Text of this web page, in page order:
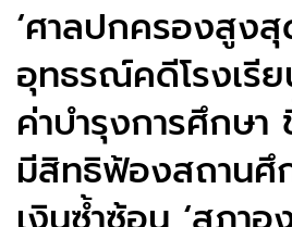
‘ศาลปกครองสูงสุ
อุทธรณ์คดีโรงเรีย
ค่าบำรุงการศึกษ
มีสิทธิฟ้องสถานศึ